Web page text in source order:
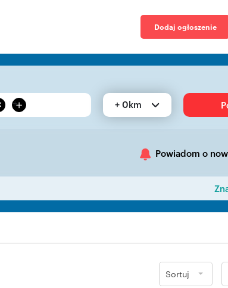
Dodaj ogłoszenie
+ + 0km
Powiadom o
Sortuj